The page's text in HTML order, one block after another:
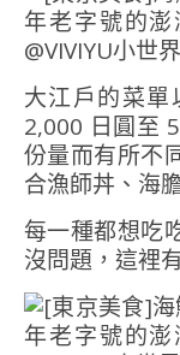
大江戶的菜
2,000 日圓至
份量而有所不
合漁師丼、海
每一種都想吃
沒問題，這裡